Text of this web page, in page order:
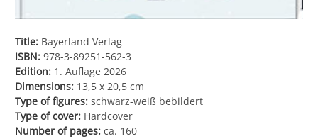
Title: Bayerland Verlag
ISBN: 978-3-89251-562-3
Edition: 1. Auflage 2026
Dimensions: 13,5 x 20,5 cm
Type of figures: schwarz-weiß bebildert
Type of cover: Hardcover
Number of pages: ca. 160